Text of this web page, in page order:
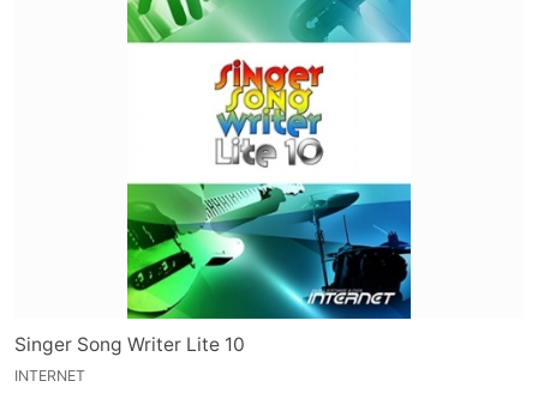
Singer Song Writer Lite 10
INTERNET